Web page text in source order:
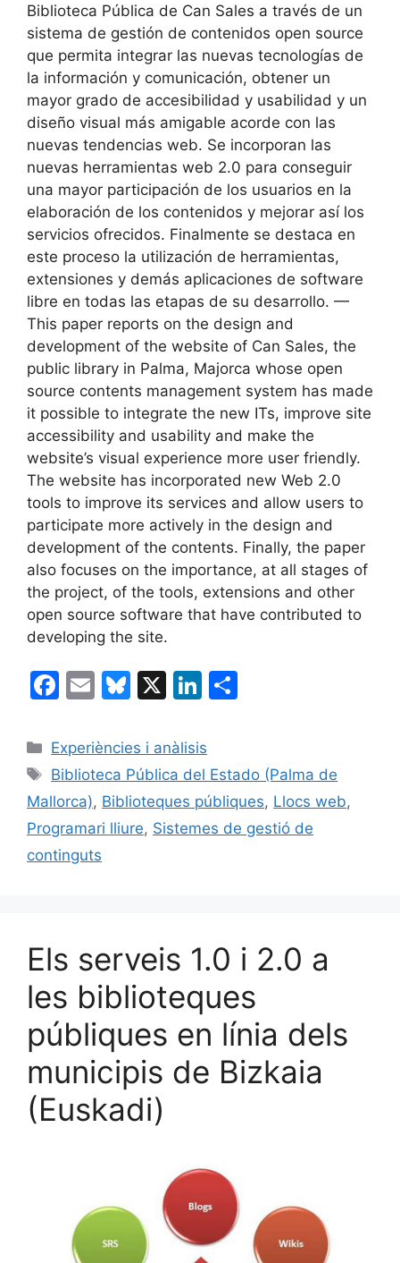
Biblioteca Pública de Can Sales a través de un
sistema de gestión de contenidos open source
que permita integrar las nuevas tecnologías de
la información y comunicación, obtener un
mayor grado de accesibilidad y usabilidad y un
diseño visual más amigable acorde con las
nuevas tendencias web. Se incorporan las
nuevas herramientas web 2.0 para conseguir
una mayor participación de los usuarios en la
elaboración de los contenidos y mejorar así los
servicios ofrecidos. Finalmente se destaca en
este proceso la utilización de herramientas,
extensiones y demás aplicaciones de software
libre en todas las etapas de su desarrollo. —
This paper reports on the design and
development of the website of Can Sales, the
public library in Palma, Majorca whose open
source contents management system has made
it possible to integrate the new ITs, improve site
accessibility and usability and make the
website’s visual experience more user friendly.
The website has incorporated new Web 2.0
tools to improve its services and allow users to
participate more actively in the design and
development of the contents. Finally, the paper
also focuses on the importance, at all stages of
the project, of the tools, extensions and other
open source software that have contributed to
developing the site.
F
c
e
b
o
o
E
ai
l
Bl
e
s
k
y
X
Li
k
e
dI
n
p
ar
te
Categories
Experiències i anàlisis
Etiquetes
Biblioteca Pública del Estado (Palma de
Mallorca), Biblioteques públiques, Llocs web,
Programari lliure, Sistemes de gestió de
continguts
Els serveis 1.0 i 2.0 a
les biblioteques
públiques en línia dels
municipis de Bizkaia
(Euskadi)